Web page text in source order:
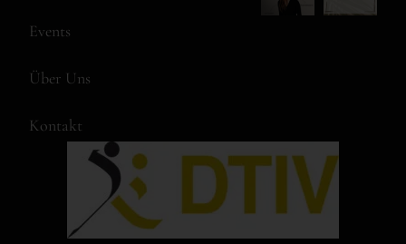
Events
Über Uns
Kontakt